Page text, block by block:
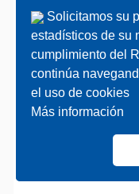
Solicitamos su
estadísticos de su
cumplimiento del
continúa
el uso de cookies
Más información
Solicitamos su
estadísticos de su
cumplimiento del
continúa
el uso de cookies
Más información